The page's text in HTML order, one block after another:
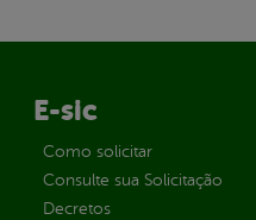
E-sic
Como solicitar
Consulte sua Solicitação
Decretos